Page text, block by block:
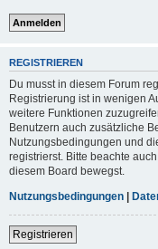
REGISTRIEREN
Du musst in diesem Forum
Registrierung ist in wenigen
weitere Funktionen
Benutzern auch zusätzliche
Nutzungsbedingungen und
registrierst. Bitte beachte
diesem Board bewegst.
Nutzungsbedingungen |
Registrieren